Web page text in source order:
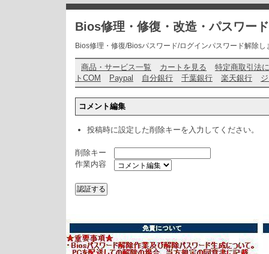
Bios修理・修復・改造・パスワー
Bios修理・修復/Biosパスワード/ログインパスワード解除
商品・サービス一覧 カートを見る
特定商取引法
トCOM
Paypal 自分銀行 千葉銀行 楽天銀行
コメント編集
投稿時に設定した削除キーを入力してください。
削除キー
作業内容